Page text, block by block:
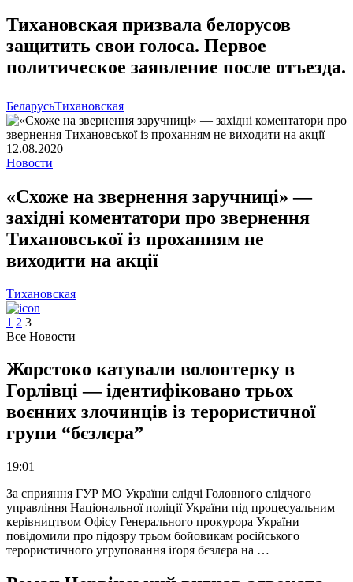
Тихановская призвала белорусов
защитить свои голоса. Первое
политическое заявление после отъезда.
БеларусьТихановская
12.08.2020
Новости
«Схоже на звернення заручниці» —
західні коментатори про звернення
Тихановської із проханням не
виходити на акції
Тихановская
1 2 3
Все Новости
Жорстоко катували волонтерку в
Горлівці — ідентифіковано трьох
воєнних злочинців із терористичної
групи “бєзлєра”
19:01
За сприяння ГУР МО України слідчі Головного слідчого
управління Національної поліції України під процесуальним
керівництвом Офісу Генерального прокурора України
повідомили про підозру трьом бойовикам російського
терористичного угруповання іґоря бєзлєра на …